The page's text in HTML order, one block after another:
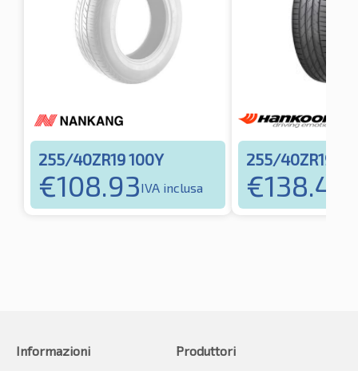
255/40ZR19 100Y
€108.93IVA inclusa
255/40ZR19
€138.45
Informazioni
Produttori